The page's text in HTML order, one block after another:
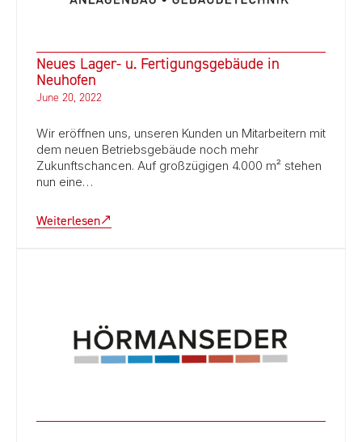
Neues Lager- u. Fertigungsgebäude in
Neuhofen
June 20, 2022
Wir eröffnen uns, unseren Kunden un Mitarbeitern mit
dem neuen Betriebsgebäude noch mehr
Zukunftschancen. Auf großzügigen 4.000 m² stehen
nun eine…
Weiterlesen